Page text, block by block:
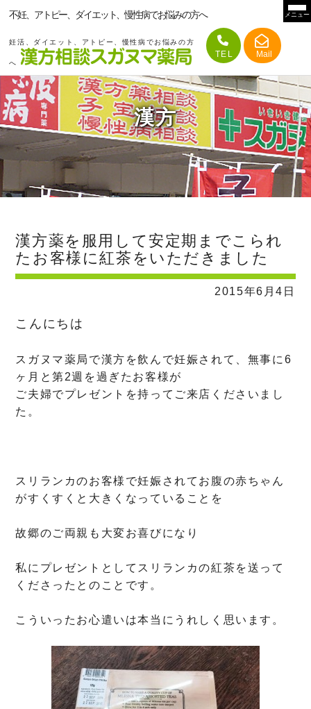
不妊、アトピー、ダイエット、慢性病でお悩みの方へ
妊活、ダイエット、アトピー、慢性病でお悩みの方
へ
メニュー
漢方
漢方薬を服用して安定期までこられ
たお客様に紅茶をいただきました
2015年6月4日
こんにちは
スガヌマ薬局で漢方を飲んで妊娠されて、無事に6
ヶ月と第2週を過ぎたお客様が
ご夫婦でプレゼントを持ってご来店くださいまし
た。
スリランカのお客様で妊娠されてお腹の赤ちゃん
がすくすくと大きくなっていることを
故郷のご両親も大変お喜びになり
私にプレゼントとしてスリランカの紅茶を送って
くださったとのことです。
こういったお心遣いは本当にうれしく思います。